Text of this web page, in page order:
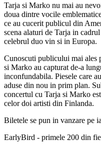
Tarja si Marko nu mai au
doua dintre vocile
ce au cucerit publicul din
scena alaturi de Tarja in
celebrul duo vin si in Europa.
Cunoscuti publicului mai ales
si Marko au capturat de-a
inconfundabila. Piesele care
aduse din nou in prim plan.
concertul cu Tarja si Marko
celor doi artisti din Finlanda.
Biletele se pun in vanzare pe
EarlyBird - primele 200 din